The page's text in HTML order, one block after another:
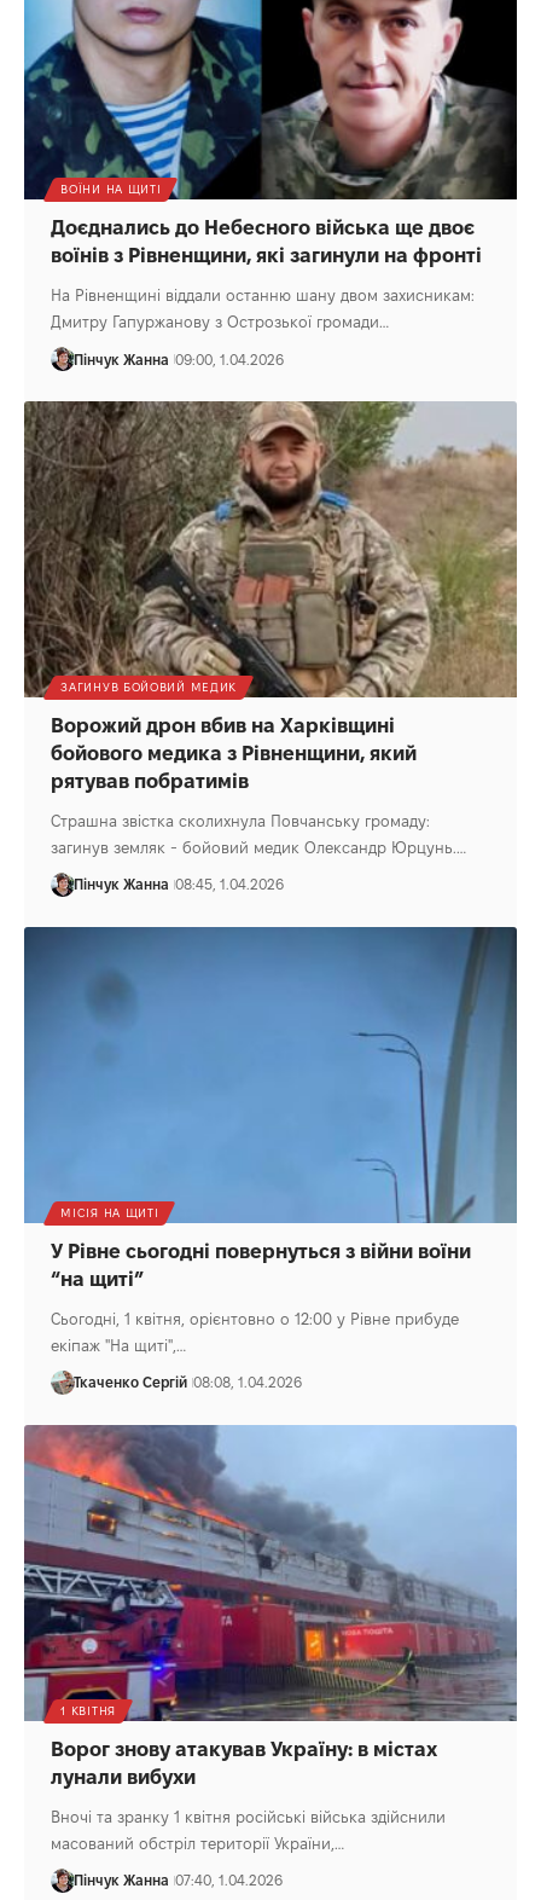
ВОЇНИ НА ЩИТІ
Доєднались до Небесного війська ще двоє
воїнів з Рівненщини, які загинули на фронті
На Рівненщині віддали останню шану двом захисникам:
Дмитру Гапуржанову з Острозької громади…
Пінчук Жанна 09:00, 1.04.2026
ЗАГИНУВ БОЙОВИЙ МЕДИК
Ворожий дрон вбив на Харківщині
бойового медика з Рівненщини, який
рятував побратимів
Страшна звістка сколихнула Повчанську громаду:
загинув земляк - бойовий медик Олександр Юрцунь.…
Пінчук Жанна 08:45, 1.04.2026
МІСІЯ НА ЩИТІ
У Рівне сьогодні повернуться з війни воїни
“на щиті”
Сьогодні, 1 квітня, орієнтовно о 12:00 у Рівне прибуде
екіпаж "На щиті",…
Ткаченко Сергій 08:08, 1.04.2026
1 КВІТНЯ
Ворог знову атакував Україну: в містах
лунали вибухи
Вночі та зранку 1 квітня російські війська здійснили
масований обстріл території України,…
Пінчук Жанна 07:40, 1.04.2026